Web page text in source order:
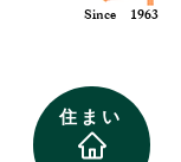
​Since 1963
​住まい